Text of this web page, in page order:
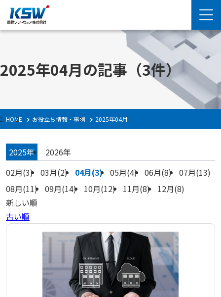
2025年04月の記事 （3件）
HOME お役立ち情報・事例 2025年04月
2025年
2026年
02月(3)
03月(2) 04月(3) 05月(4) 06月(8)
07月(13)
08月(11)
09月(14) 10月(12) 11月(8)
12月(8)
新しい順
古い順